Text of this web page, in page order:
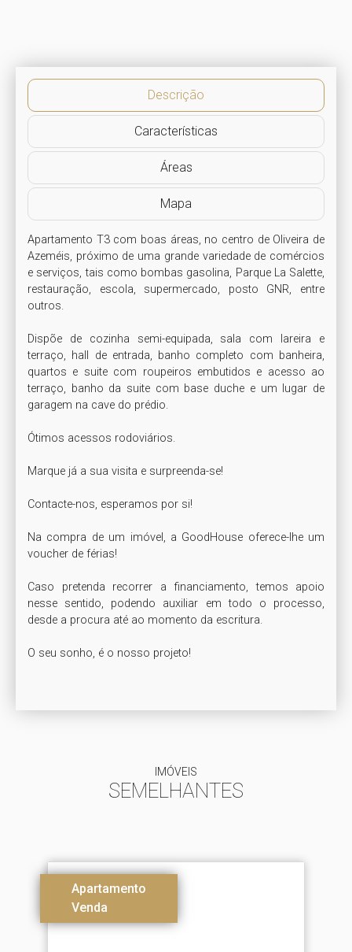
Descrição
Características
Áreas
Mapa
Apartamento T3 com boas áreas, no centro de Oliveira de
Azeméis, próximo de uma grande variedade de comércios
e serviços, tais como bombas gasolina, Parque La Salette,
restauração, escola, supermercado, posto GNR, entre
outros.
Dispõe de cozinha semi-equipada, sala com lareira e
terraço, hall de entrada, banho completo com banheira,
quartos e suite com roupeiros embutidos e acesso ao
terraço, banho da suite com base duche e um lugar de
garagem na cave do prédio.
Ótimos acessos rodoviários.
Marque já a sua visita e surpreenda-se!
Contacte-nos, esperamos por si!
Na compra de um imóvel, a GoodHouse oferece-lhe um
voucher de férias!
Caso pretenda recorrer a financiamento, temos apoio
nesse sentido, podendo auxiliar em todo o processo,
desde a procura até ao momento da escritura.
O seu sonho, é o nosso projeto!
IMÓVEIS
SEMELHANTES
Apartamento
Venda